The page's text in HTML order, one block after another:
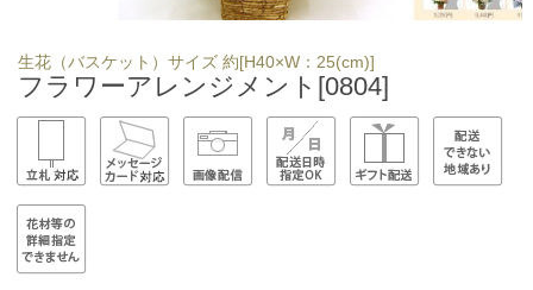
生花（バスケット）サイズ 約[H40×W：25(cm)]
フラワーアレンジメント[0804]